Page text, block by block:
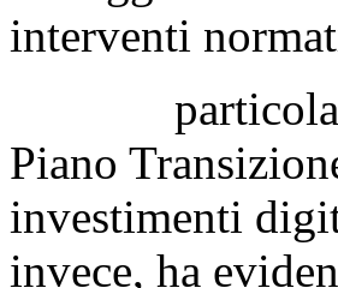
interventi
particolare
Piano
investimenti
invece, ha